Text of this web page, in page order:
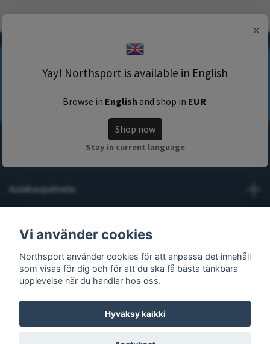
Tilaa uutiskirjeemme!
Tietoja Northsportista
Asiakaspalvelu
Sosiaalinen media
© 2026 Northsport
Vi använder cookies
Northsport använder cookies för att anpassa det innehåll
som visas för dig och för att du ska få bästa tänkbara
upplevelse när du handlar hos oss.
Hyväksy kaikki
×
Yay! Northsport is available in English
Browse in English and shop in EUR.
Shop now
Stay in current language